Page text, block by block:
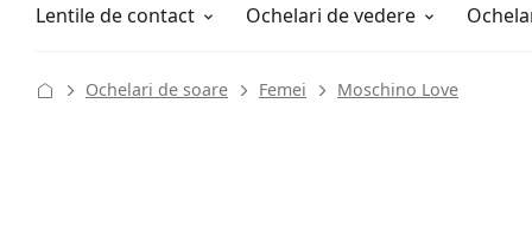
Lentile de contact
Soluții Ochelari de vedere
Cum comandați
Ochelari de soare Femei Moschino Love